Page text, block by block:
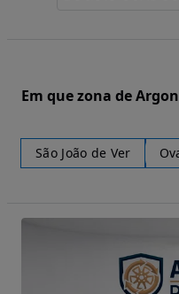
Em que zona de
São João de Ver